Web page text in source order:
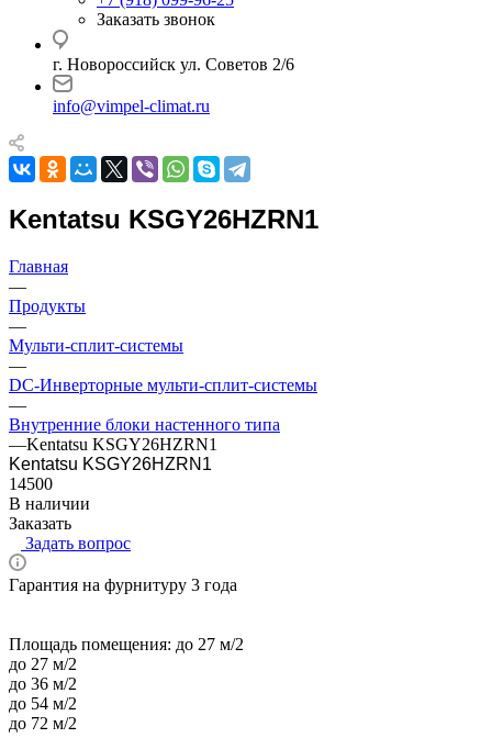
Заказать звонок
г. Новороссийск ул. Советов 2/6
info@vimpel-climat.ru
Kentatsu KSGY26HZRN1
Главная
—
Продукты
—
Мульти-сплит-системы
—
DC-Инверторные мульти-сплит-системы
—
Внутренние блоки настенного типа
—Kentatsu KSGY26HZRN1
Kentatsu KSGY26HZRN1
14500
В наличии
Заказать
Задать вопрос
Гарантия на фурнитуру 3 года
Площадь помещения: до 27 м/2
до 27 м/2
до 36 м/2
до 54 м/2
до 72 м/2